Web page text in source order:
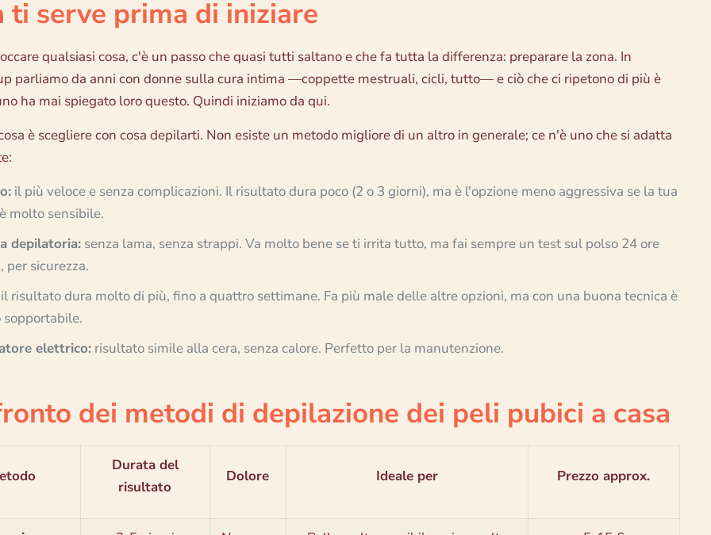
ti serve prima di iniziare
qualsiasi cosa, c'è un passo che quasi tutti saltano e che fa tutta la differenza: preparare la zona. In
parliamo da anni con donne sulla cura intima —coppette mestruali, cicli, tutto— e ciò che ci ripetono di più è
ha mai spiegato loro questo. Quindi iniziamo da qui.
è scegliere con cosa depilarti. Non esiste un metodo migliore di un altro in generale; ce n'è uno che si adatta
il più veloce e senza complicazioni. Il risultato dura poco (2 o 3 giorni), ma è l'opzione meno aggressiva se la tua
molto sensibile.
depilatoria:senza lama, senza strappi. Va molto bene se ti irrita tutto, ma fai sempre un test sul polso 24 ore
per sicurezza.
risultato dura molto di più, fino a quattro settimane. Fa più male delle altre opzioni, ma con una buona tecnica è
elettrico:risultato simile alla cera, senza calore. Perfetto per la manutenzione.
dei metodi di depilazione dei peli pubici a casa
Durata del
risultato
Dolore Ideale per Prezzo approx.